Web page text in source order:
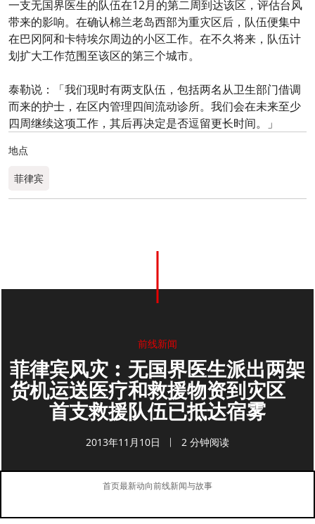
一支无国界医生的队伍在12月的第二周到达该区，评估台风
带来的影响。在确认棉兰老岛西部为重灾区后，队伍便集中
在巴冈阿和卡特埃尔周边的小区工作。在不久将来，队伍计
划扩大工作范围至该区的第三个城市。
泰勒说：「我们现时有两支队伍，包括两名从卫生部门借调
而来的护士，在区内管理四间流动诊所。我们会在未来至少
四周继续这项工作，其后再决定是否逗留更长时间。」
地点
菲律宾
前线新闻
菲律宾风灾︰无国界医生派出两架
货机运送医疗和救援物资到灾区
首支救援队伍已抵达宿雾
2013年11月10日 2 分钟阅读
首页最新动向前线新闻与故事